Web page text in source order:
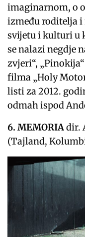
imaginarnom, o
između roditelja i
svijetu i kulturi u
se nalazi negdje
zvjeri“,
filma „Holy
listi za 2012.
odmah ispod
6. MEMORIAdir.
(Tajland,